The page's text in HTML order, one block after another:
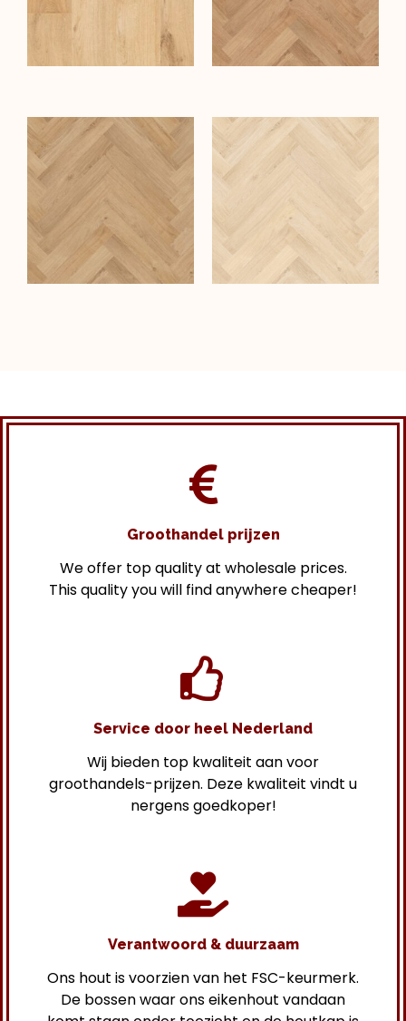
Groothandel prijzen
We offer top quality at wholesale prices.
This quality you will find anywhere cheaper!
Service door heel Nederland
Wij bieden top kwaliteit aan voor
groothandels-prijzen. Deze kwaliteit vindt u
nergens goedkoper!
Verantwoord & duurzaam
Ons hout is voorzien van het FSC-keurmerk.
De bossen waar ons eikenhout vandaan